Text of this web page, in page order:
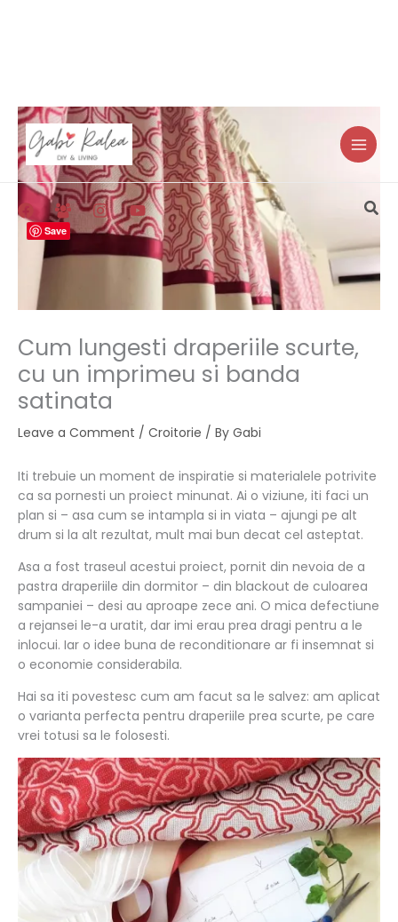
Skip
content
Cum lungesti draperiile scurte,
cu un imprimeu si banda
satinata
Leave a Comment / Croitorie / By Gabi
Iti trebuie un moment de inspiratie si materialele potrivite
ca sa pornesti un proiect minunat. Ai o viziune, iti faci un
plan si – asa cum se intampla si in viata – ajungi pe alt
drum si la alt rezultat, mult mai bun decat cel asteptat.
Asa a fost traseul acestui proiect, pornit din nevoia de a
pastra draperiile din dormitor – din blackout de culoarea
sampaniei – desi au aproape zece ani. O mica defectiune
a rejansei le-a uratit, dar imi erau prea dragi pentru a le
inlocui. Iar o idee buna de reconditionare ar fi insemnat si
o economie considerabila.
Hai sa iti povestesc cum am facut sa le salvez: am aplicat
o varianta perfecta pentru draperiile prea scurte, pe care
vrei totusi sa le folosesti.
Save